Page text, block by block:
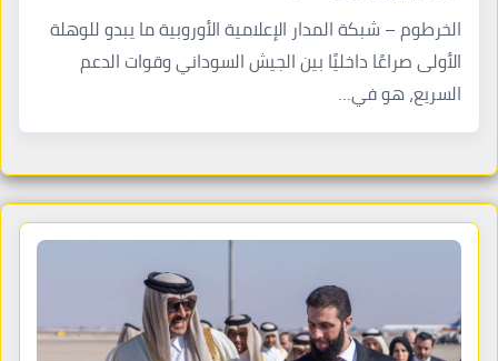
الخرطوم – شبكة المدار الإعلامية الأوروبية ما يبدو للوهلة
الأولى صراعًا داخليًا بين الجيش السوداني وقوات الدعم
السريع، هو في…